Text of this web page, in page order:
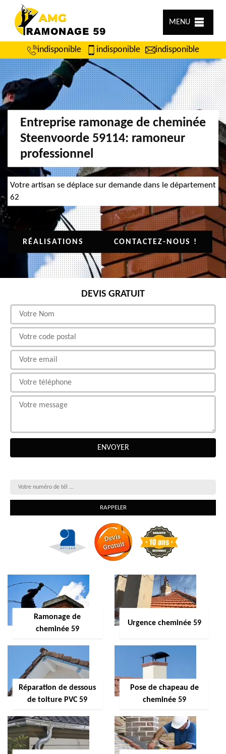
MENU
indisponible indisponible indisponible
Entreprise ramonage de cheminée
Steenvoorde 59114: ramoneur
professionnel
Votre artisan se déplace sur demande dans le département
62
RÉALISATIONS CONTACTEZ-NOUS !
DEVIS GRATUIT
Ramonage de
cheminée 59
Urgence cheminée 59
Réparation de dessous
de toiture PVC 59
Pose de chapeau de
cheminée 59